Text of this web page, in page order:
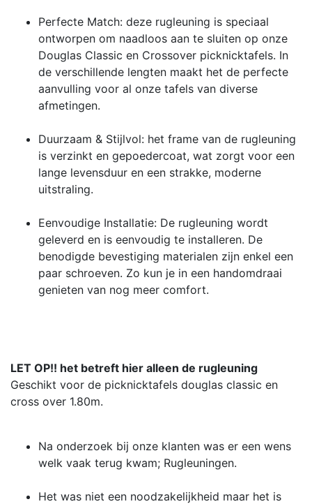
Perfecte Match: deze rugleuning is speciaal
ontworpen om naadloos aan te sluiten op onze
Douglas Classic en Crossover picknicktafels. In
de verschillende lengten maakt het de perfecte
aanvulling voor al onze tafels van diverse
afmetingen.
Duurzaam & Stijlvol: het frame van de rugleuning
is verzinkt en gepoedercoat, wat zorgt voor een
lange levensduur en een strakke, moderne
uitstraling.
Eenvoudige Installatie: De rugleuning wordt
geleverd en is eenvoudig te installeren. De
benodigde bevestiging materialen zijn enkel een
paar schroeven. Zo kun je in een handomdraai
genieten van nog meer comfort.
LET OP!! het betreft hier alleen de rugleuning
Geschikt voor de picknicktafels douglas classic en
cross over 1.80m.
Na onderzoek bij onze klanten was er een wens
welk vaak terug kwam; Rugleuningen.
Het was niet een noodzakelijkheid maar het is